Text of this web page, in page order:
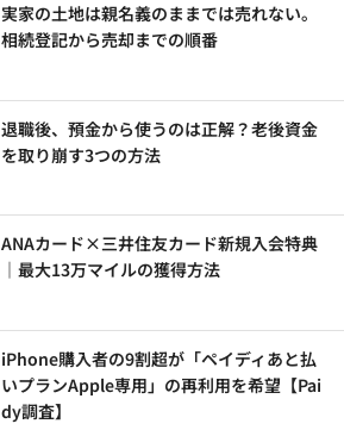
実家の土地は親名義のままでは売れない。
相続登記から売却までの順番
退職後、預金から使うのは正解？老後資金
を取り崩す3つの方法
ANAカード×三井住友カード新規入会特典
｜最大13万マイルの獲得方法
iPhone購入者の9割超が「ペイディあと払
いプランApple専用」の再利用を希望【Pai
dy調査】